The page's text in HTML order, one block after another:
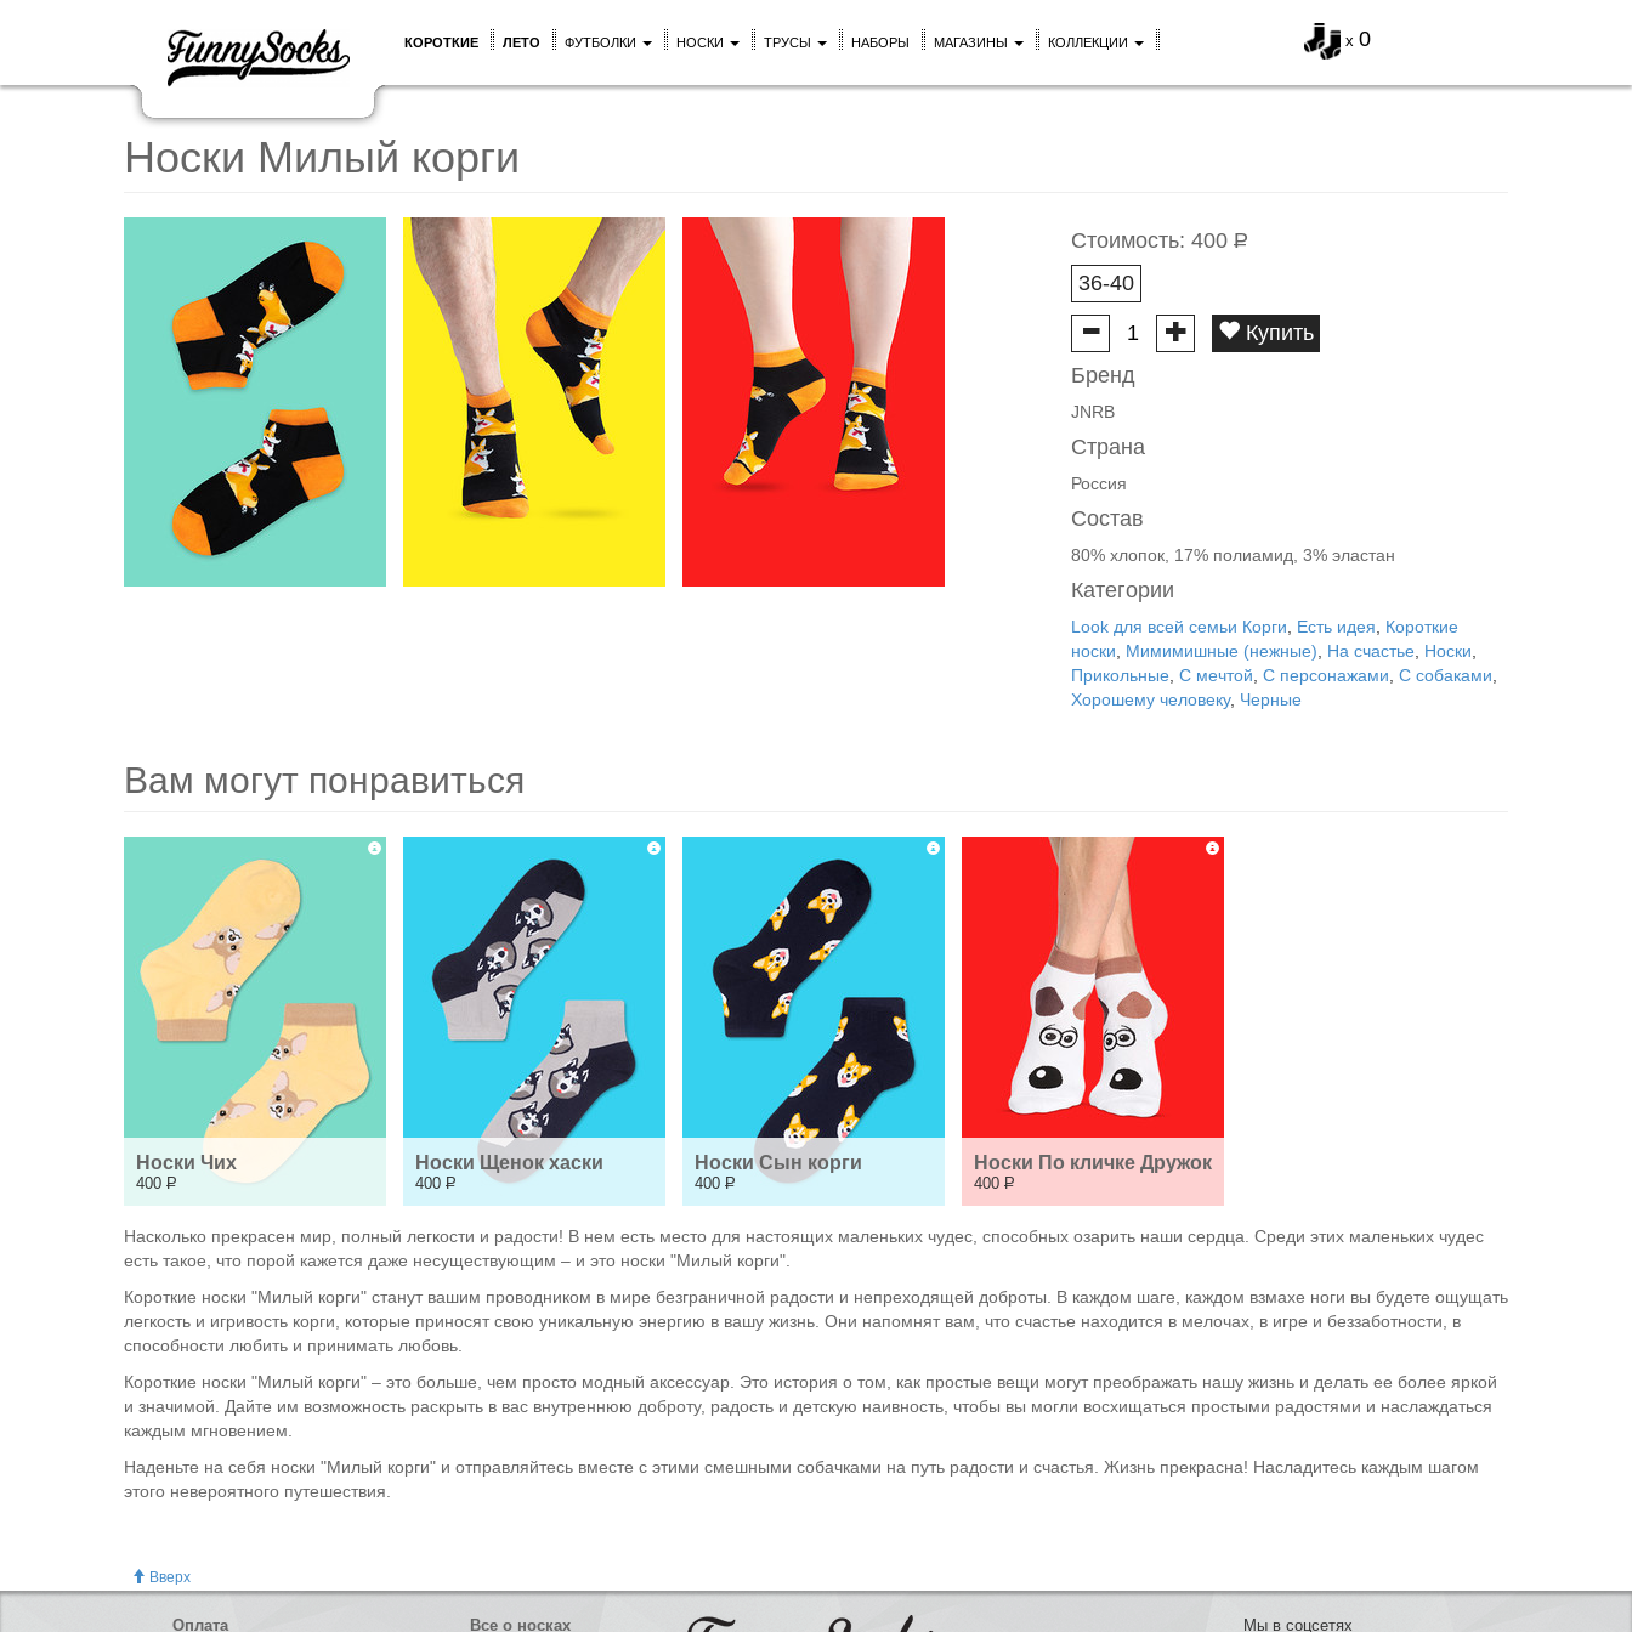
x 0
КОРОТКИЕ ЛЕТО ФУТБОЛКИ НОСКИ ТРУСЫ НАБОРЫ МАГАЗИНЫ КОЛЛЕКЦИИ
Носки Милый корги
Стоимость: 400 Р
36-40
Купить
Бренд
JNRB
Страна
Россия
Состав
80% хлопок, 17% полиамид, 3% эластан
Категории
Look для всей семьи Корги Есть идея
Короткие
носки
Мимимишные (нежные) На счастье Носки
Прикольные С мечтой С персонажами С собаками
Хорошему человеку, Черные
Вам могут понравиться
Носки Чих
400 Р
Носки Щенок хаски
400 Р
Носки Сын корги
400 Р
Носки По кличке Дружок
400 Р
Насколько прекрасен мир, полный легкости и радости! В нем есть место для настоящих маленьких чудес, способных озарить наши сердца. Среди этих маленьких чудес
есть такое, что порой кажется даже несуществующим – и это носки "Милый корги".
Короткие носки "Милый корги" станут вашим проводником в мире безграничной радости и непреходящей доброты. В каждом шаге, каждом взмахе ноги вы будете ощущать
легкость и игривость корги, которые приносят свою уникальную энергию в вашу жизнь. Они напомнят вам, что счастье находится в мелочах, в игре и беззаботности, в
способности любить и принимать любовь.
Короткие носки "Милый корги" – это больше, чем просто модный аксессуар. Это история о том, как простые вещи могут преображать нашу жизнь и делать ее более яркой
и значимой. Дайте им возможность раскрыть в вас внутреннюю доброту, радость и детскую наивность, чтобы вы могли восхищаться простыми радостями и наслаждаться
каждым мгновением.
Наденьте на себя носки "Милый корги" и отправляйтесь вместе с этими смешными собачками на путь радости и счастья. Жизнь прекрасна! Насладитесь каждым шагом
этого невероятного путешествия.
Вверх
Оплата Все о носках Мы в соцсетях